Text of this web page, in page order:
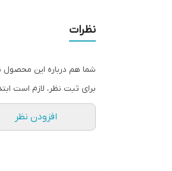
نظرات
شما هم درباره این محصول
برای ثبت نظر، لازم است
افزودن نظر